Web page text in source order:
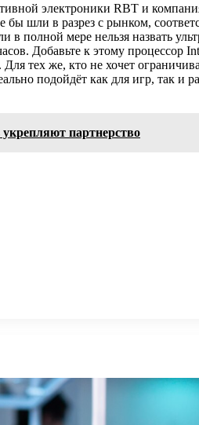
электроники RBT и
бы шли в разрез с рынком,
в полной мере нельзя назвать
Добавьте к этому
тех же, кто не хочет
подойдёт как для игр, так и
партнерство